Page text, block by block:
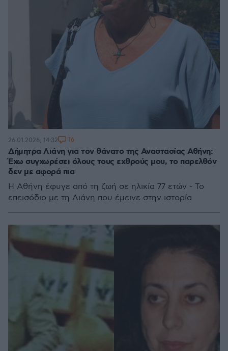
Δήμητρα Λιάνη για τον θάνατο της Αναστασίας Αθήνη:
Έχω συγχωρέσει όλους τους εχθρούς μου, το παρελθόν
δεν με αφορά πια
Η Αθήνη έφυγε από τη ζωή σε ηλικία 77 ετών - Το
επεισόδιο με τη Λιάνη που έμεινε στην ιστορία
26.01.2026, 14:32 16